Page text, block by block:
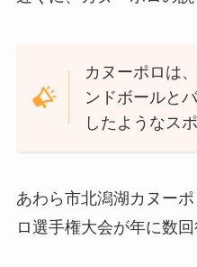
カヌーポロは
ンドボールと
したようなスポ
あわら市北潟湖カヌー
ロ選手権大会が年に数回